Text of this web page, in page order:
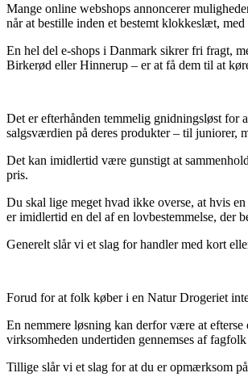
Mange online webshops annoncerer
når at bestille inden et bestemt klokkeslæt,
En hel del e-shops i Danmark sikrer fri fragt,
Birkerød eller Hinnerup – er at få dem til at
Det er efterhånden temmelig gnidningsløst for
salgsværdien på deres produkter – til juniorer,
Det kan imidlertid være gunstigt at
pris.
Du skal lige meget hvad ikke overse, at hvis
er imidlertid en del af en lovbestemmelse, der
Generelt slår vi et slag for handler med kort
Forud for at folk køber i en Natur Drogeriet
En nemmere løsning kan derfor være at
virksomheden undertiden gennemses af
Tillige slår vi et slag for at du er opmærksom